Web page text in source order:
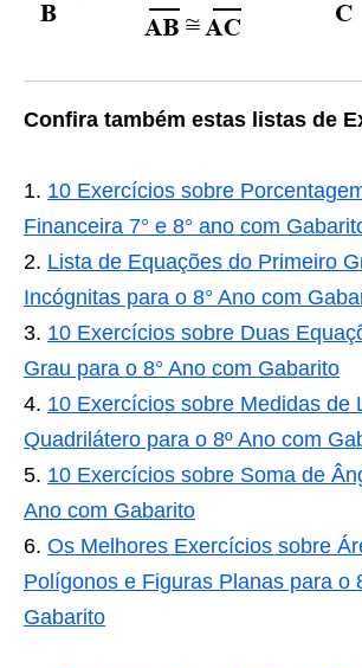
Confira também estas listas de
10 Exercícios sobre
Financeira 7° e 8° ano com
Lista de Equações do Primeiro
Incógnitas para o 8° Ano com
10 Exercícios sobre Duas
Grau para o 8° Ano com Gabarito
10 Exercícios sobre Medidas de
Quadrilátero para o 8º Ano com
10 Exercícios sobre Soma de
Ano com Gabarito
Os Melhores Exercícios sobre
Polígonos e Figuras Planas para o
Gabarito